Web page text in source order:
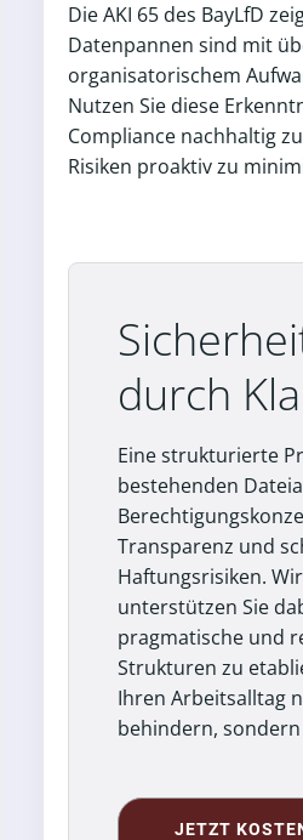
Die AKI 65 des BayLfD
Datenpannen sind mit
organisatorischem
Nutzen Sie diese
Compliance nachhaltig
Risiken proaktiv zu
durch
Eine strukturierte
bestehenden
Transparenz und
Haftungsrisiken. Wir
unterstützen Sie
pragmatische und
Strukturen zu
Ihren Arbeitsalltag
behindern,
JETZT